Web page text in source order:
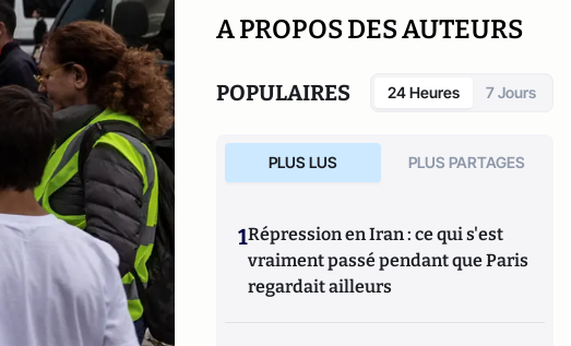
A PROPOS DES AUTEURS
POPULAIRES 24 Heures 7 Jours
PLUS LUS PLUS PARTAGES
1Répression en Iran : ce qui s'est
vraiment passé pendant que Paris
regardait ailleurs